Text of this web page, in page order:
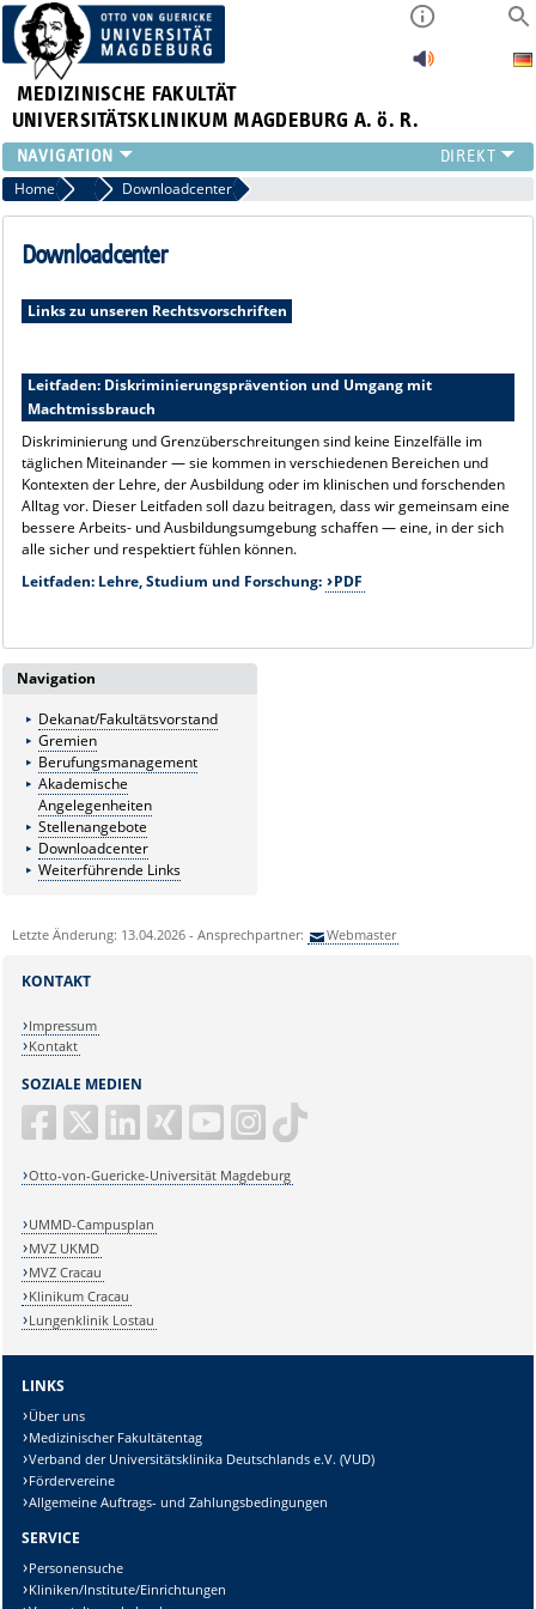
MEDIZINISCHE FAKULTÄT
UNIVERSITÄTSKLINIKUM MAGDEBURG A. ö. R.
INSTITUTE
KLINIKEN
ZENTRALE EINRICHTUNGEN
PRESSE
INTRANET
Home Dekanat: Willkommen an der Medizinischen Fakultät Magdeburg
Downloadcenter
Downloadcenter
Links zu unseren Rechtsvorschriften
Leitfaden: Diskriminierungsprävention und Umgang mit
Machtmissbrauch
Diskriminierung und Grenzüberschreitungen sind keine Einzelfälle im
täglichen Miteinander — sie kommen in verschiedenen Bereichen und
Kontexten der Lehre, der Ausbildung oder im klinischen und forschenden
Alltag vor. Dieser Leitfaden soll dazu beitragen, dass wir gemeinsam eine
bessere Arbeits- und Ausbildungsumgebung schaffen — eine, in der sich
alle sicher und respektiert fühlen können.
Leitfaden: Lehre, Studium und Forschung:
PDF
Navigation
Dekanat/Fakultätsvorstand
Gremien
Berufungsmanagement
Akademische
Angelegenheiten
Stellenangebote
Downloadcenter
Weiterführende Links
Letzte Änderung: 13.04.2026 - Ansprechpartner: Webmaster
SOZIALE MEDIEN
Otto-von-Guericke-Universität Magdeburg
KONTAKT
Impressum
Kontakt
UMMD-Campusplan
MVZ UKMD
MVZ Cracau
Klinikum Cracau
Lungenklinik Lostau
LINKS
Über uns
Medizinischer Fakultätentag
Verband der Universitätsklinika Deutschlands e.V. (VUD)
Fördervereine
Allgemeine Auftrags- und Zahlungsbedingungen
SERVICE
Personensuche
Kliniken/Institute/Einrichtungen